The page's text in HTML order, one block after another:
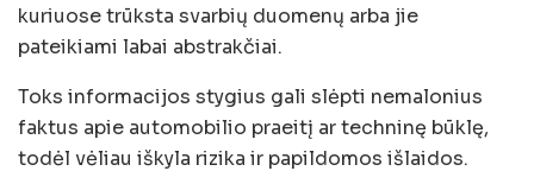
kuriuose trūksta svarbių duomenų arba jie
pateikiami labai abstrakčiai.
Toks informacijos stygius gali slėpti nemalonius
faktus apie automobilio praeitį ar techninę būklę,
todėl vėliau iškyla rizika ir papildomos išlaidos.